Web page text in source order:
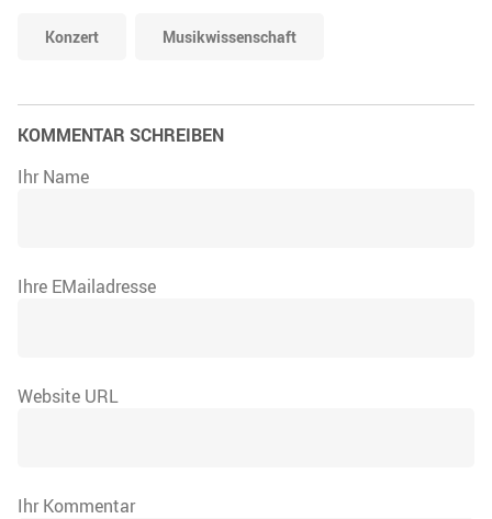
Konzert Musikwissenschaft
KOMMENTAR SCHREIBEN
Ihr Name
Ihre EMailadresse
Website URL
Ihr Kommentar